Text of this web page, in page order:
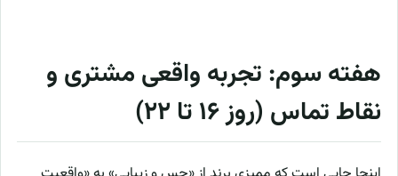
هفته سوم: تجربه واقعی مشتری و
نقاط تماس (روز ۱۶ تا ۲۲)